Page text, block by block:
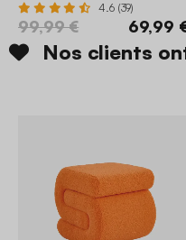
4.6 (39)
99,99 € 69,99
Nos clients